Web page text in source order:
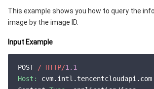
This example shows you how to query the
image by the image ID.
Input Example
POST / HTTP/1.1
Host:
cvm.intl.tencentcloudapi.com